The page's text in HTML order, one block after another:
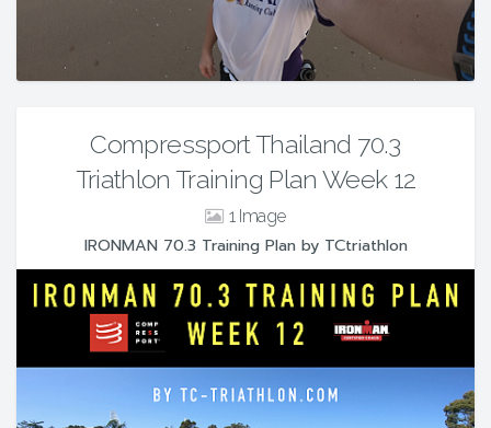
Compressport Thailand 70.3
Triathlon Training Plan Week 12
1
IRONMAN 70.3 Training Plan by TCtriathlon